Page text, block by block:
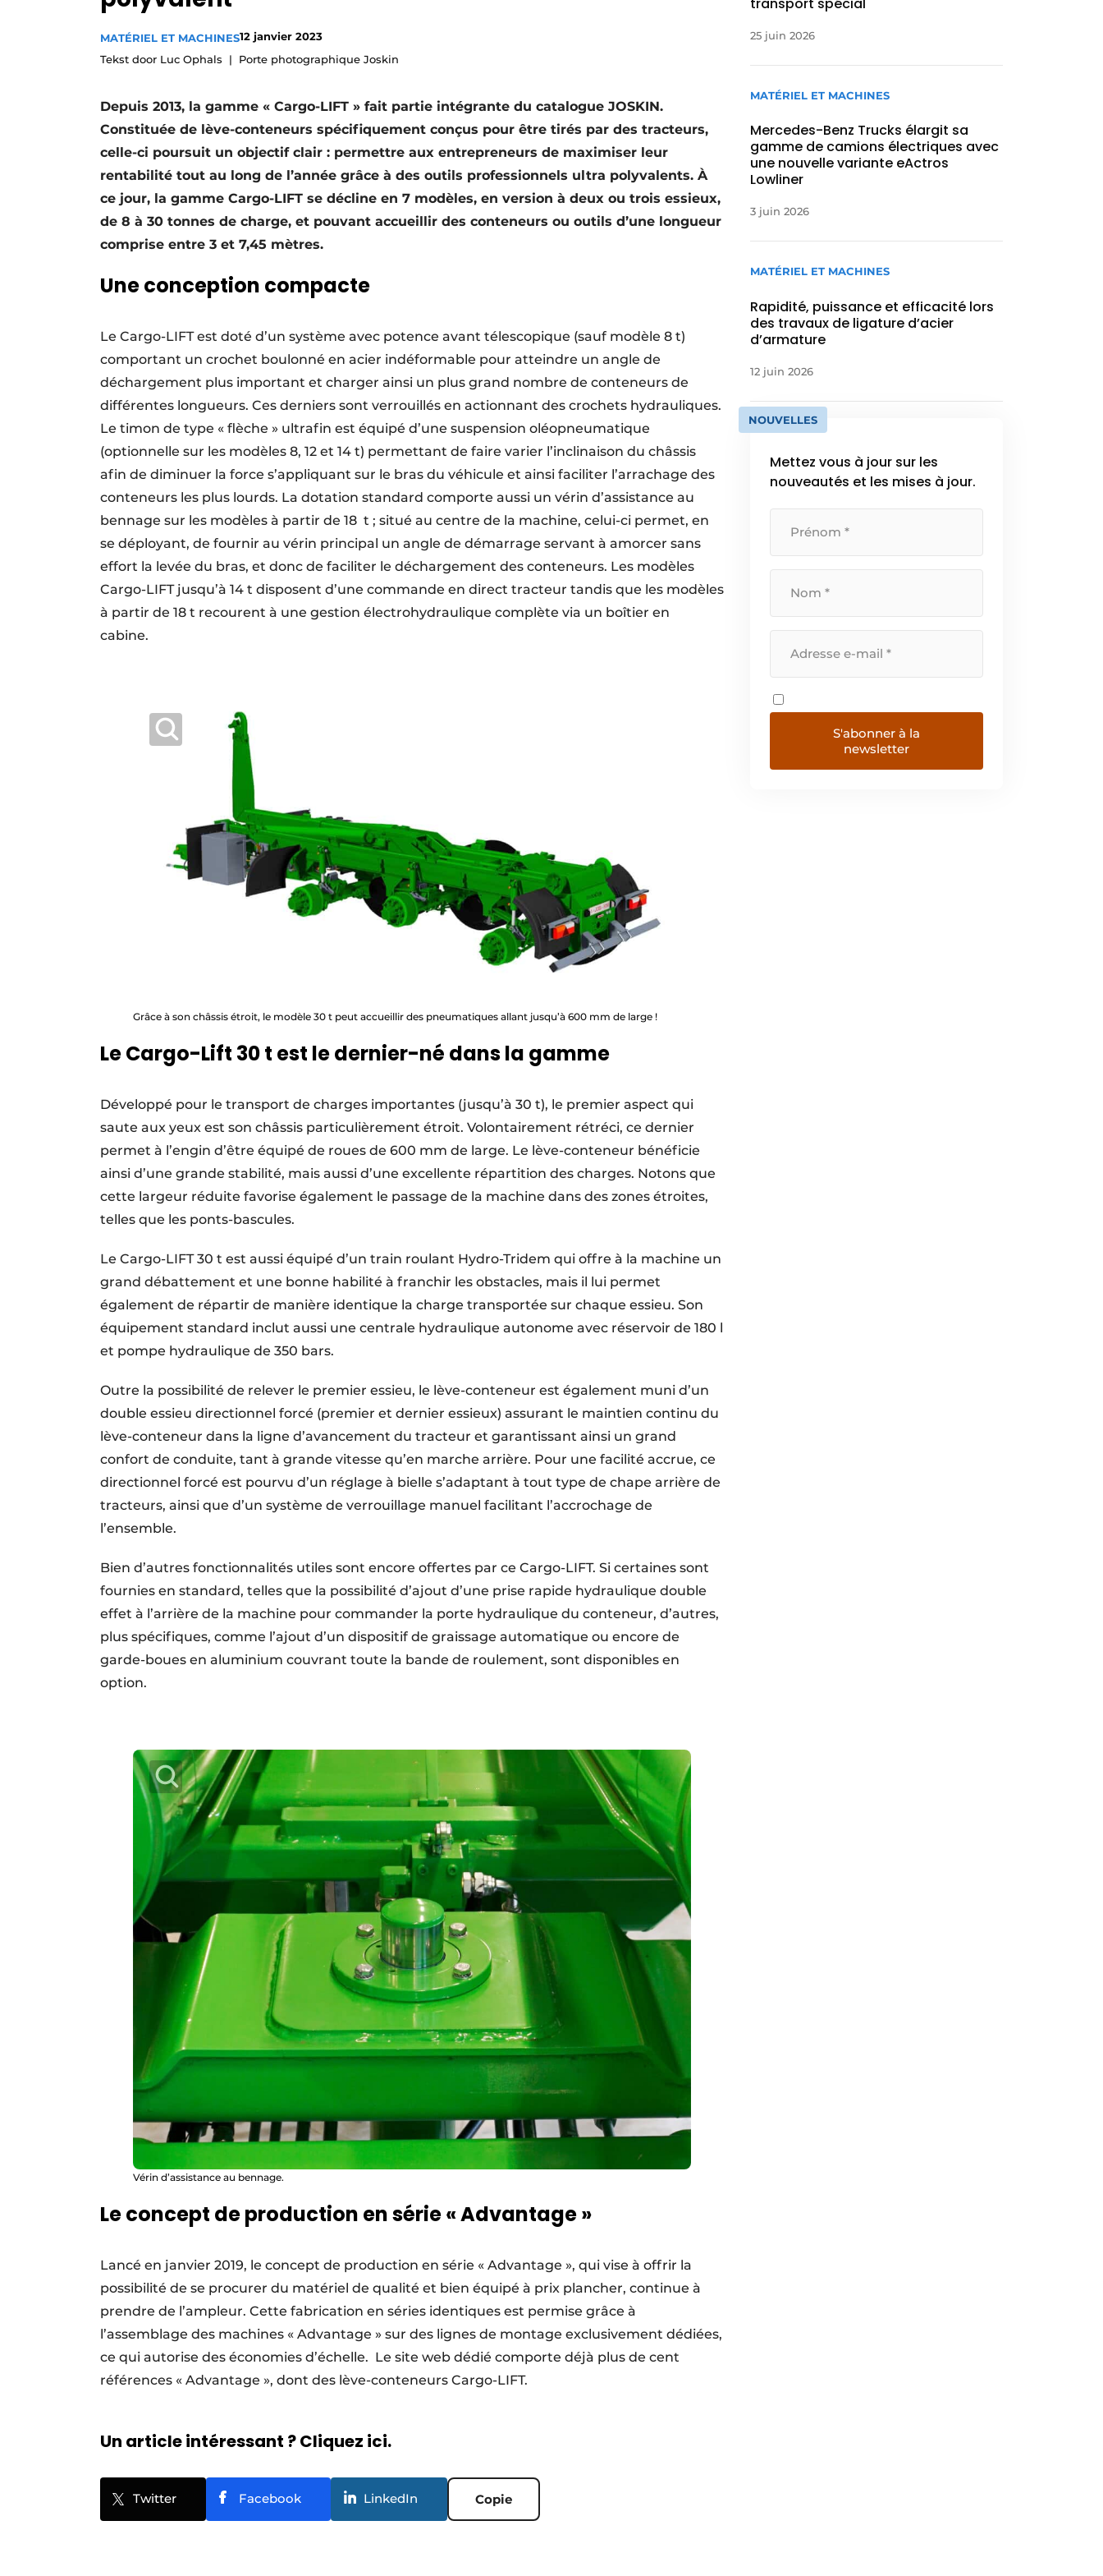
Video’s
MATÉRIEL ET MACHINES12 janvier 2023
Tekst door Luc Ophals
Porte photographique Joskin
Depuis 2013, la gamme « Cargo-LIFT » fait partie intégrante du catalogue JOSKIN.
Constituée de lève-conteneurs spécifiquement conçus pour être tirés par des tracteurs,
celle-ci poursuit un objectif clair : permettre aux entrepreneurs de maximiser leur
rentabilité tout au long de l’année grâce à des outils professionnels ultra polyvalents. À
ce jour, la gamme Cargo-LIFT se décline en 7 modèles, en version à deux ou trois essieux,
de 8 à 30 tonnes de charge, et pouvant accueillir des conteneurs ou outils d’une longueur
comprise entre 3 et 7,45 mètres.
Une conception compacte
Le Cargo-LIFT est doté d’un système avec potence avant télescopique (sauf modèle 8 t)
comportant un crochet boulonné en acier indéformable pour atteindre un angle de
déchargement plus important et charger ainsi un plus grand nombre de conteneurs de
différentes longueurs. Ces derniers sont verrouillés en actionnant des crochets hydrauliques.
Le timon de type « flèche » ultrafin est équipé d’une suspension oléopneumatique
(optionnelle sur les modèles 8, 12 et 14 t) permettant de faire varier l’inclinaison du châssis
afin de diminuer la force s’appliquant sur le bras du véhicule et ainsi faciliter l’arrachage des
conteneurs les plus lourds. La dotation standard comporte aussi un vérin d’assistance au
bennage sur les modèles à partir de 18 t ; situé au centre de la machine, celui-ci permet, en
se déployant, de fournir au vérin principal un angle de démarrage servant à amorcer sans
effort la levée du bras, et donc de faciliter le déchargement des conteneurs. Les modèles
Cargo-LIFT jusqu’à 14 t disposent d’une commande en direct tracteur tandis que les modèles
à partir de 18 t recourent à une gestion électrohydraulique complète via un boîtier en
cabine.
Grâce à son châssis étroit, le modèle 30 t peut accueillir des pneumatiques allant jusqu’à 600 mm de large !
Le Cargo-Lift 30 t est le dernier-né dans la gamme
Développé pour le transport de charges importantes (jusqu’à 30 t), le premier aspect qui
saute aux yeux est son châssis particulièrement étroit. Volontairement rétréci, ce dernier
permet à l’engin d’être équipé de roues de 600 mm de large. Le lève-conteneur bénéficie
ainsi d’une grande stabilité, mais aussi d’une excellente répartition des charges. Notons que
cette largeur réduite favorise également le passage de la machine dans des zones étroites,
telles que les ponts-bascules.
Le Cargo-LIFT 30 t est aussi équipé d’un train roulant Hydro-Tridem qui offre à la machine un
grand débattement et une bonne habilité à franchir les obstacles, mais il lui permet
également de répartir de manière identique la charge transportée sur chaque essieu. Son
équipement standard inclut aussi une centrale hydraulique autonome avec réservoir de 180 l
et pompe hydraulique de 350 bars.
Outre la possibilité de relever le premier essieu, le lève-conteneur est également muni d’un
double essieu directionnel forcé (premier et dernier essieux) assurant le maintien continu du
lève-conteneur dans la ligne d’avancement du tracteur et garantissant ainsi un grand
confort de conduite, tant à grande vitesse qu’en marche arrière. Pour une facilité accrue, ce
directionnel forcé est pourvu d’un réglage à bielle s’adaptant à tout type de chape arrière de
tracteurs, ainsi que d’un système de verrouillage manuel facilitant l’accrochage de
l’ensemble.
Bien d’autres fonctionnalités utiles sont encore offertes par ce Cargo-LIFT. Si certaines sont
fournies en standard, telles que la possibilité d’ajout d’une prise rapide hydraulique double
effet à l’arrière de la machine pour commander la porte hydraulique du conteneur, d’autres,
plus spécifiques, comme l’ajout d’un dispositif de graissage automatique ou encore de
garde-boues en aluminium couvrant toute la bande de roulement, sont disponibles en
option.
Vérin d’assistance au bennage.
Le concept de production en série « Advantage »
Lancé en janvier 2019, le concept de production en série « Advantage », qui vise à offrir la
possibilité de se procurer du matériel de qualité et bien équipé à prix plancher, continue à
prendre de l’ampleur. Cette fabrication en séries identiques est permise grâce à
l’assemblage des machines « Advantage » sur des lignes de montage exclusivement dédiées,
ce qui autorise des économies d’échelle. Le site web dédié comporte déjà plus de cent
références « Advantage », dont des lève-conteneurs Cargo-LIFT.
Un article intéressant ? Cliquez ici.
Twitter Facebook LinkedIn Copie
25 juin 2026
MATÉRIEL ET MACHINES
Mercedes-Benz Trucks élargit sa
gamme de camions électriques avec
une nouvelle variante eActros
Lowliner
3 juin 2026
MATÉRIEL ET MACHINES
Rapidité, puissance et efficacité lors
des travaux de ligature d’acier
d’armature
12 juin 2026
NOUVELLES
Mettez vous à jour sur les
nouveautés et les mises à jour.
S'abonner à la
newsletter